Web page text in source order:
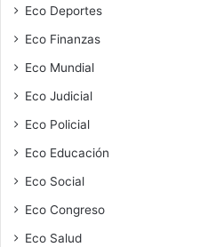
Eco Deportes
Eco Finanzas
Eco Mundial
Eco Judicial
Eco Policial
Eco Educación
Eco Social
Eco Congreso
Eco Salud